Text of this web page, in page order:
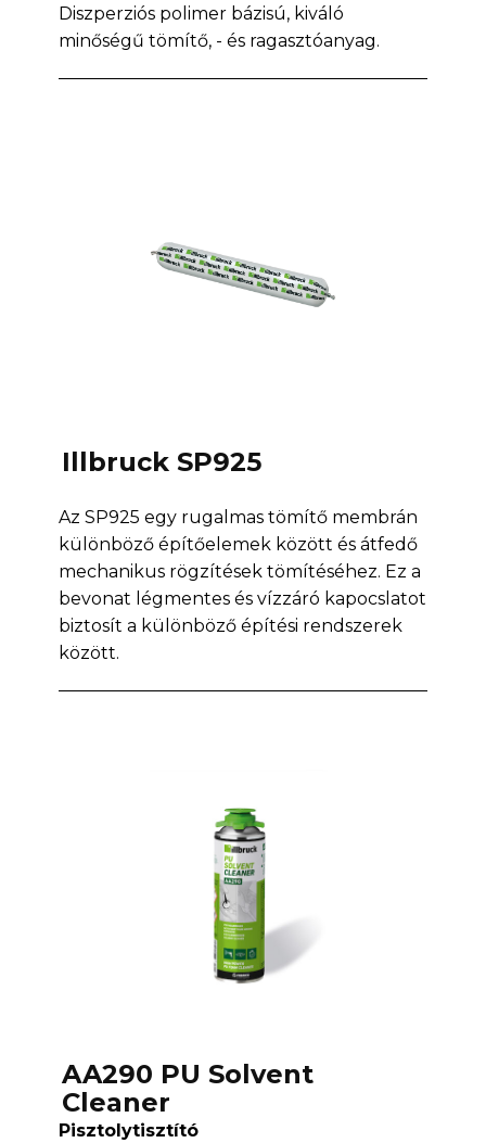
Diszperziós polimer bázisú, kiváló
minőségű tömítő, - és ragasztóanyag.
Illbruck SP925
Az SP925 egy rugalmas tömítő membrán
különböző építőelemek között és átfedő
mechanikus rögzítések tömítéséhez. Ez a
bevonat légmentes és vízzáró kapocslatot
biztosít a különböző építési rendszerek
között.
AA290 PU Solvent
Cleaner
Pisztolytisztító